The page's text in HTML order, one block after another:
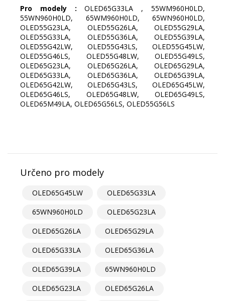
Pro modely : OLED65G33LA , 55WM960H0LD,
55WN960H0LD, 65WM960H0LD, 65WN960H0LD,
OLED55G23LA, OLED55G26LA, OLED55G29LA,
OLED55G33LA, OLED55G36LA, OLED55G39LA,
OLED55G42LW, OLED55G43LS, OLED55G45LW,
OLED55G46LS, OLED55G48LW, OLED55G49LS,
OLED65G23LA, OLED65G26LA, OLED65G29LA,
OLED65G33LA, OLED65G36LA, OLED65G39LA,
OLED65G42LW, OLED65G43LS, OLED65G45LW,
OLED65G46LS, OLED65G48LW, OLED65G49LS,
OLED65M49LA, OLED65G56LS, OLED55G56LS
Určeno pro modely
OLED65G45LW
OLED65G33LA
65WN960H0LD
OLED65G23LA
OLED65G26LA
OLED65G29LA
OLED65G33LA
OLED65G36LA
OLED65G39LA
65WN960H0LD
OLED65G23LA
OLED65G26LA